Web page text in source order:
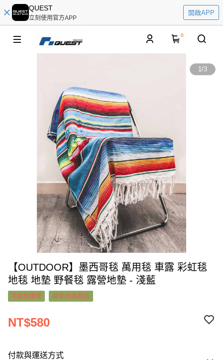
QUEST
立刻使用官方APP
開啟APP
0
1/3
【OUTDOOR】墨西哥毯 萬用毯 車露 彩虹毯
地毯 地墊 野餐毯 露營地墊 - 淺藍
宅配免運費 國家/地區配送
NT$580
付款與運送方式